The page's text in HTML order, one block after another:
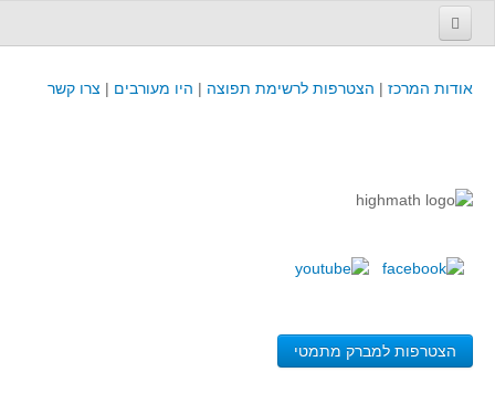
אודות המרכז | הצטרפות לרשימת תפוצה | היו מעורבים | צרו קשר
הצטרפות למברק מתמטי
קורסים והשתלמויות של מרכז המורים - כולל תוצרים
קורסים, כנסים והשתלמויות בארץ - מידע לשנה זו
משאבי הוראה ולמידה